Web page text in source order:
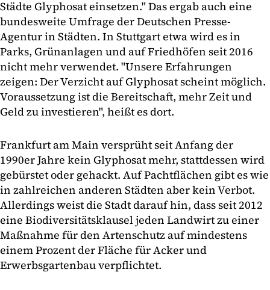
Städte Glyphosat einsetzen." Das ergab auch eine
bundesweite Umfrage der Deutschen Presse-
Agentur in Städten. In Stuttgart etwa wird es in
Parks, Grünanlagen und auf Friedhöfen seit 2016
nicht mehr verwendet. "Unsere Erfahrungen
zeigen: Der Verzicht auf Glyphosat scheint möglich.
Voraussetzung ist die Bereitschaft, mehr Zeit und
Geld zu investieren", heißt es dort.
Frankfurt am Main versprüht seit Anfang der
1990er Jahre kein Glyphosat mehr, stattdessen wird
gebürstet oder gehackt. Auf Pachtflächen gibt es wie
in zahlreichen anderen Städten aber kein Verbot.
Allerdings weist die Stadt darauf hin, dass seit 2012
eine Biodiversitätsklausel jeden Landwirt zu einer
Maßnahme für den Artenschutz auf mindestens
einem Prozent der Fläche für Acker und
Erwerbsgartenbau verpflichtet.